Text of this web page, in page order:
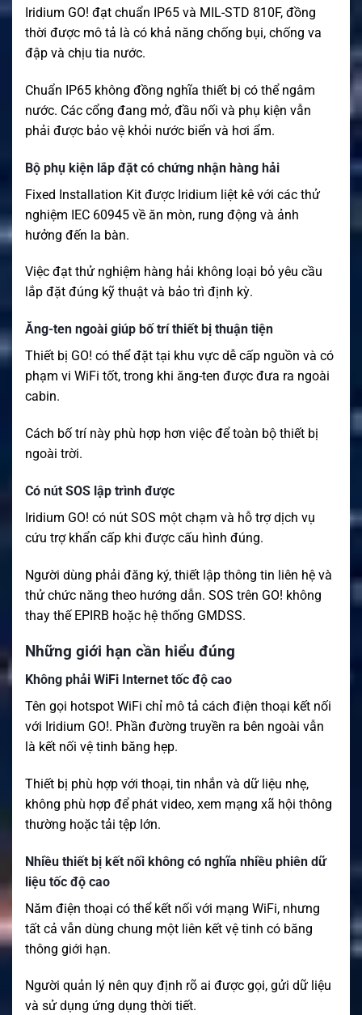
Iridium GO! đạt chuẩn IP65 và MIL-STD 810F, đồng
thời được mô tả là có khả năng chống bụi, chống va
đập và chịu tia nước.
Chuẩn IP65 không đồng nghĩa thiết bị có thể ngâm
nước. Các cổng đang mở, đầu nối và phụ kiện vẫn
phải được bảo vệ khỏi nước biển và hơi ẩm.
Bộ phụ kiện lắp đặt có chứng nhận hàng hải
Fixed Installation Kit được Iridium liệt kê với các thử
nghiệm IEC 60945 về ăn mòn, rung động và ảnh
hưởng đến la bàn.
Việc đạt thử nghiệm hàng hải không loại bỏ yêu cầu
lắp đặt đúng kỹ thuật và bảo trì định kỳ.
Ăng-ten ngoài giúp bố trí thiết bị thuận tiện
Thiết bị GO! có thể đặt tại khu vực dễ cấp nguồn và có
phạm vi WiFi tốt, trong khi ăng-ten được đưa ra ngoài
cabin.
Cách bố trí này phù hợp hơn việc để toàn bộ thiết bị
ngoài trời.
Có nút SOS lập trình được
Iridium GO! có nút SOS một chạm và hỗ trợ dịch vụ
cứu trợ khẩn cấp khi được cấu hình đúng.
Người dùng phải đăng ký, thiết lập thông tin liên hệ và
thử chức năng theo hướng dẫn. SOS trên GO! không
thay thế EPIRB hoặc hệ thống GMDSS.
Những giới hạn cần hiểu đúng
Không phải WiFi Internet tốc độ cao
Tên gọi hotspot WiFi chỉ mô tả cách điện thoại kết nối
với Iridium GO!. Phần đường truyền ra bên ngoài vẫn
là kết nối vệ tinh băng hẹp.
Thiết bị phù hợp với thoại, tin nhắn và dữ liệu nhẹ,
không phù hợp để phát video, xem mạng xã hội thông
thường hoặc tải tệp lớn.
Nhiều thiết bị kết nối không có nghĩa nhiều phiên dữ
liệu tốc độ cao
Năm điện thoại có thể kết nối với mạng WiFi, nhưng
tất cả vẫn dùng chung một liên kết vệ tinh có băng
thông giới hạn.
Người quản lý nên quy định rõ ai được gọi, gửi dữ liệu
và sử dụng ứng dụng thời tiết.